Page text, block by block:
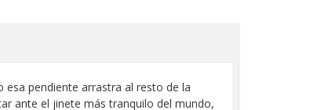
pendiente arrastra al resto de la
ante el jinete más tranquilo del mundo,